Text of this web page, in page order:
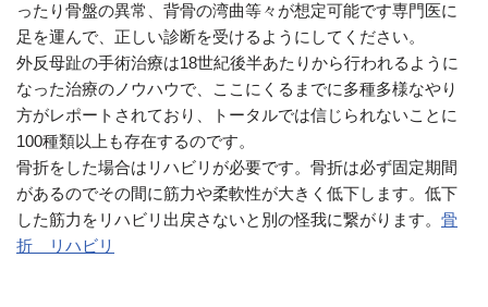
ったり骨盤の異常、背骨の湾曲等々が想定可能です専門医に
足を運んで、正しい診断を受けるようにしてください。
外反母趾の手術治療は18世紀後半あたりから行われるように
なった治療のノウハウで、ここにくるまでに多種多様なやり
方がレポートされており、トータルでは信じられないことに
100種類以上も存在するのです。
骨折をした場合はリハビリが必要です。骨折は必ず固定期間
があるのでその間に筋力や柔軟性が大きく低下します。低下
した筋力をリハビリ出戻さないと別の怪我に繋がります。 骨
折 リハビリ